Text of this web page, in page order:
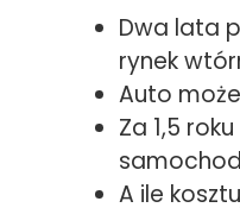
Dwa lata
rynek
Auto
Za 1,5
A ile